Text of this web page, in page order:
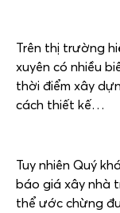
Trên thị trường
xuyên có nhiều
thời điểm xây
cách thiết kế…
Tuy nhiên Quý
báo giá xây nhà
thể ước chừng